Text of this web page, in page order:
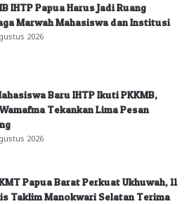
IHTP Papua Harus Jadi Ruang
Marwah Mahasiswa dan Institusi
2026
Baru IHTP Ikuti PKKMB,
Tekankan Lima Pesan
2026
Papua Barat Perkuat Ukhuwah, 11
Taklim Manokwari Selatan Terima